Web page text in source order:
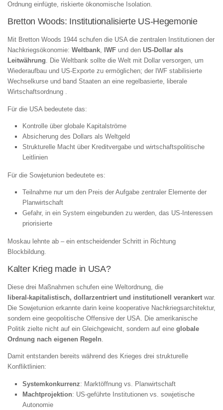
Ordnung einfügte, riskierte ökonomische Isolation.
Bretton Woods: Institutionalisierte US‑Hegemonie
Mit Bretton Woods 1944 schufen die USA die zentralen Institutionen der
Nachkriegsökonomie: Weltbank, IWF und den US‑Dollar als
Leitwährung. Die Weltbank sollte die Welt mit Dollar versorgen, um
Wiederaufbau und US‑Exporte zu ermöglichen; der IWF stabilisierte
Wechselkurse und band Staaten an eine regelbasierte, liberale
Wirtschaftsordnung .
Für die USA bedeutete das:
Kontrolle über globale Kapitalströme
Absicherung des Dollars als Weltgeld
Strukturelle Macht über Kreditvergabe und wirtschaftspolitische
Leitlinien
Für die Sowjetunion bedeutete es:
Teilnahme nur um den Preis der Aufgabe zentraler Elemente der
Planwirtschaft
Gefahr, in ein System eingebunden zu werden, das US‑Interessen
priorisierte
Moskau lehnte ab – ein entscheidender Schritt in Richtung
Blockbildung.
Kalter Krieg made in USA?
Diese drei Maßnahmen schufen eine Weltordnung, die
liberal‑kapitalistisch, dollarzentriert und institutionell verankert war.
Die Sowjetunion erkannte darin keine kooperative Nachkriegsarchitektur,
sondern eine geopolitische Offensive der USA. Die amerikanische
Politik zielte nicht auf ein Gleichgewicht, sondern auf eine globale
Ordnung nach eigenen Regeln.
Damit entstanden bereits während des Krieges drei strukturelle
Konfliktlinien:
Systemkonkurrenz: Marktöffnung vs. Planwirtschaft
Machtprojektion: US‑geführte Institutionen vs. sowjetische
Autonomie